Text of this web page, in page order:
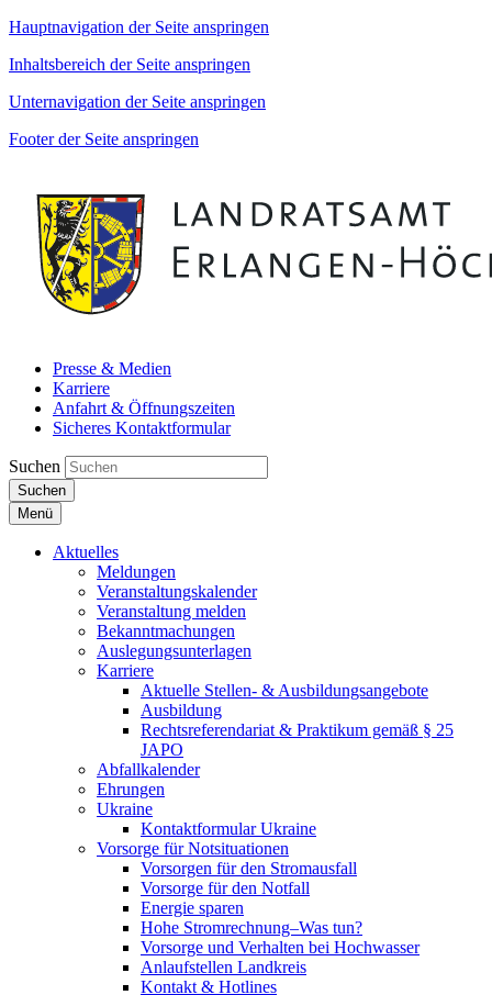
Hauptnavigation der Seite anspringen
Inhaltsbereich der Seite anspringen
Unternavigation der Seite anspringen
Footer der Seite anspringen
Presse & Medien
Karriere
Anfahrt & Öffnungszeiten
Sicheres Kontaktformular
Suchen
Suchen
Menü
Aktuelles
Meldungen
Veranstaltungskalender
Veranstaltung melden
Bekanntmachungen
Auslegungsunterlagen
Karriere
Aktuelle Stellen- & Ausbildungsangebote
Ausbildung
Rechtsreferendariat & Praktikum gemäß § 25
JAPO
Abfallkalender
Ehrungen
Ukraine
Kontaktformular Ukraine
Vorsorge für Notsituationen
Vorsorgen für den Stromausfall
Vorsorge für den Notfall
Energie sparen
Hohe Stromrechnung–Was tun?
Vorsorge und Verhalten bei Hochwasser
Anlaufstellen Landkreis
Kontakt & Hotlines